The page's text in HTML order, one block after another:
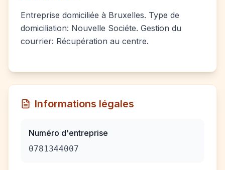
Entreprise domiciliée à Bruxelles. Type de
domiciliation: Nouvelle Sociéte. Gestion du
courrier: Récupération au centre.
Informations légales
Numéro d'entreprise
0781344007